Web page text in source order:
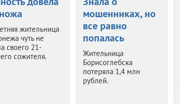
жительница
чуть не
своего 21-
сожителя.
мошенниках, но
все равно
попалась
Жительница
Борисоглебска
потеряла 1,4 млн
рублей.